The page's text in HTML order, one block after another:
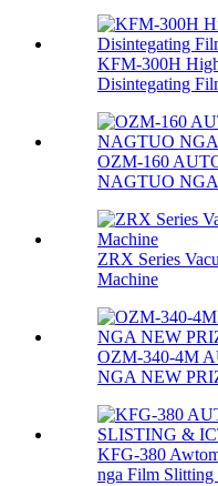
KFM-300H
Disintegating
OZM-160
NAGTUO
ZRX Series
Machine
OZM-340-4M
NGA NEW
KFG-380
nga Film